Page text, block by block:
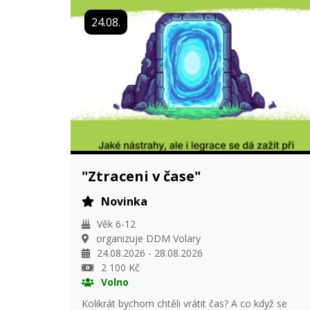
cena tábora 2 000,- Příměstský tábor je vhodný
pro děti z MŠ 5 let a děti z ZŠ 1 - 3 třída
Informace: Milena Matějková 731 407 130
24.08.
"Ztraceni v čase"
Novinka
Věk 6-12
organizuje DDM Volary
24.08.2026 - 28.08.2026
2 100 Kč
Volno
Kolikrát bychom chtěli vrátit čas? A co když se